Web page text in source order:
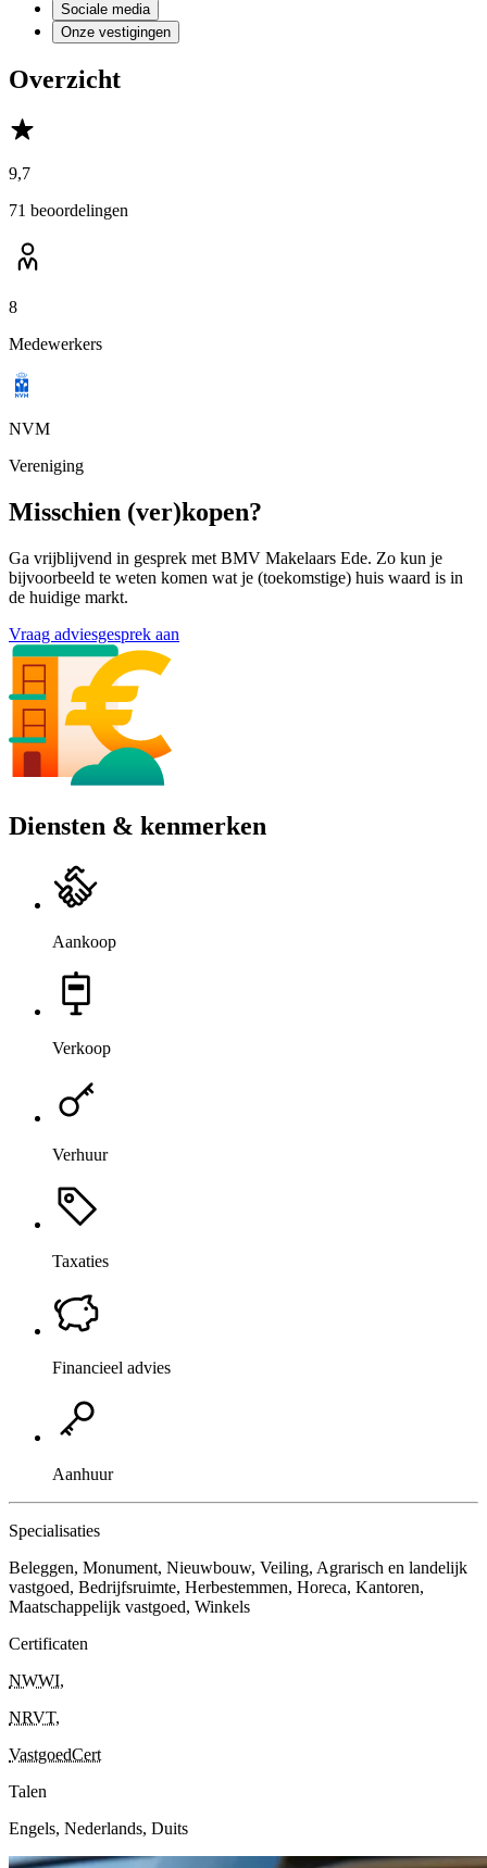
Sociale media
Onze vestigingen
Overzicht
9,7
71 beoordelingen
8
Medewerkers
NVM
Vereniging
Misschien (ver)kopen?
Ga vrijblijvend in gesprek met BMV Makelaars Ede. Zo kun je
bijvoorbeeld te weten komen wat je (toekomstige) huis waard is in
de huidige markt.
Vraag adviesgesprek aan
Diensten & kenmerken
Aankoop
Verkoop
Verhuur
Taxaties
Financieel advies
Aanhuur
Specialisaties
Beleggen, Monument, Nieuwbouw, Veiling, Agrarisch en landelijk
vastgoed, Bedrijfsruimte, Herbestemmen, Horeca, Kantoren,
Maatschappelijk vastgoed, Winkels
Certificaten
NWWI,
NRVT,
VastgoedCert
Talen
Engels, Nederlands, Duits